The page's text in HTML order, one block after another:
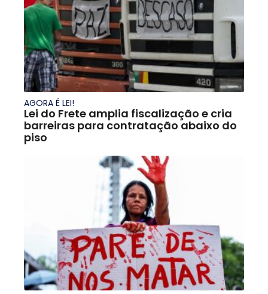
AGORA É LEI!
Lei do Frete amplia fiscalização e cria
barreiras para contratação abaixo do
piso